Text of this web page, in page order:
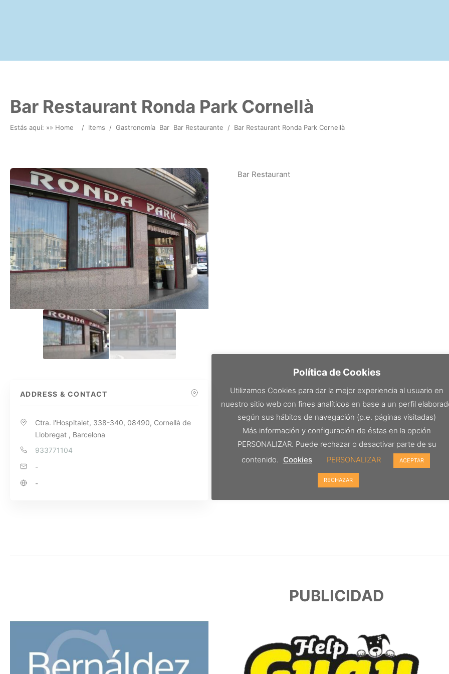
Bar Restaurant Ronda Park Cornellà
Estás aquí: »» Home / Items / Gastronomía Bar Bar Restaurante / Bar Restaurant Ronda Park Cornellà
ADDRESS & CONTACT
Ctra. l'Hospitalet, 338-340, 08490, Cornellà de
Llobregat , Barcelona
933771104
-
-
Bar Restaurant
PUBLICIDAD
Política de Cookies
Utilizamos Cookies para dar la mejor experiencia al usuario en
nuestro sitio web con fines analíticos en base a un perfil
según sus hábitos de navegación (p.e. páginas visitadas)
Más información y configuración de éstas en la opción
PERSONALIZAR. Puede rechazar o desactivar parte de su
contenido. Cookies PERSONALIZAR ACEPTAR
RECHAZAR